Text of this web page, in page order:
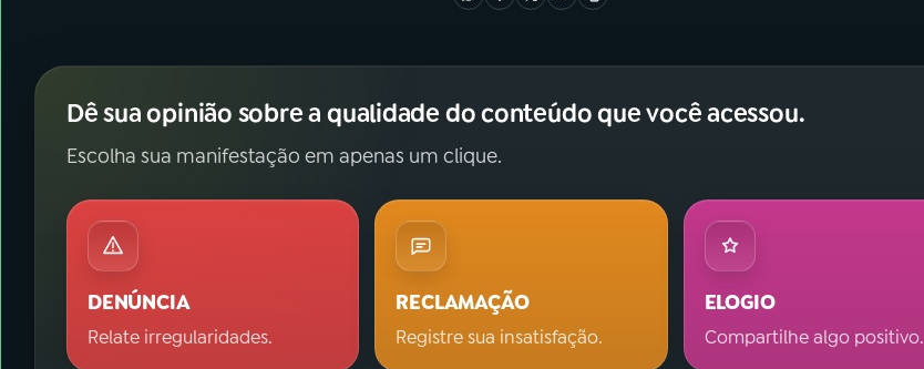
Dê sua opinião sobre a qualidade do conteúdo que você acessou.
Escolha sua manifestação em apenas um clique.
DENÚNCIA
Relate irregularidades.
RECLAMAÇÃO
Registre sua insatisfação.
ELOGIO
Compartilhe algo positivo.